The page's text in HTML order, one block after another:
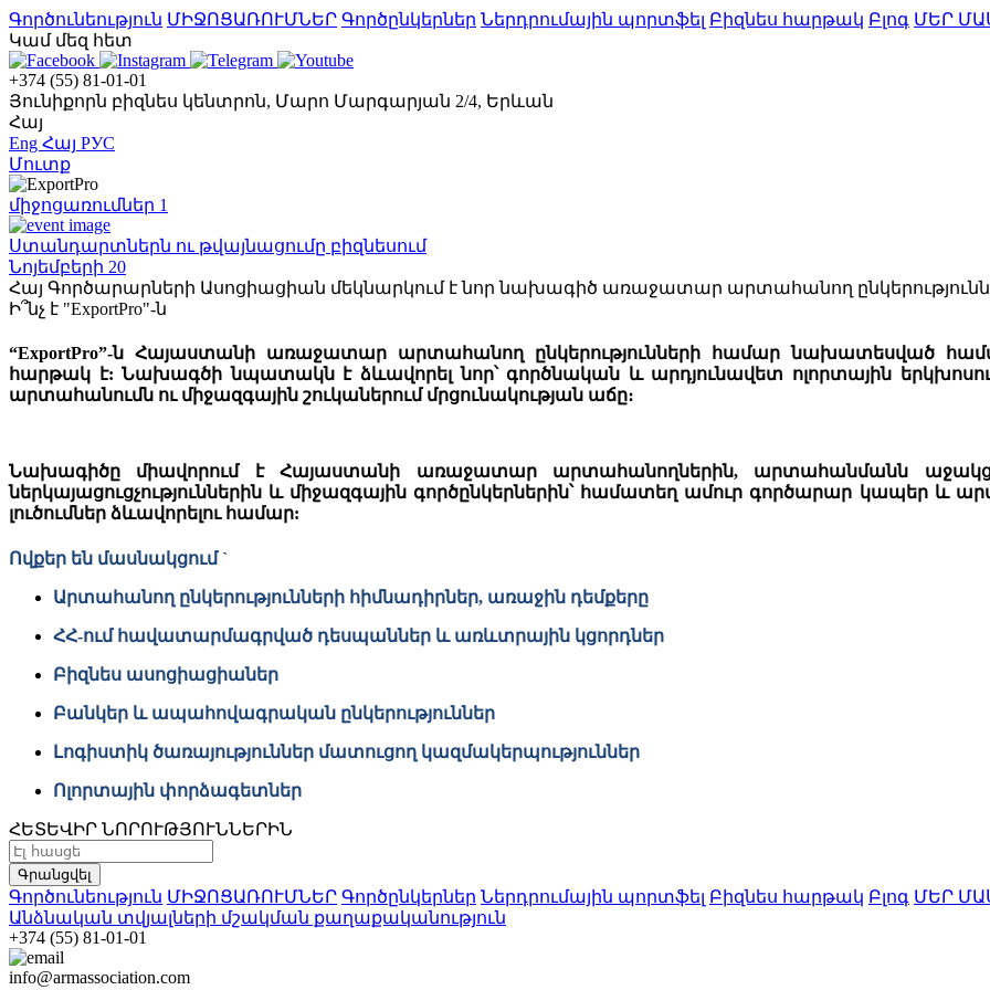
Գործունեություն ՄԻՋՈՑԱՌՈՒՄՆԵՐ Գործընկերներ Ներդրումային պորտֆել Բիզնես հարթակ Բլոգ ՄԵՐ
Կամ մեզ հետ
+374 (55) 81-01-01
Յունիքորն բիզնես կենտրոն, Մարո Մարգարյան 2/4, Երևան
Հայ
Eng Հայ РУС
Մուտք
միջոցառումներ 1
Ստանդարտներն ու թվայնացումը բիզնեսում
Նոյեմբերի 20
Հայ Գործարարների Ասոցիացիան մեկնարկում է նոր նախագիծ առաջատար արտահանող
Ի՞նչ է "ExportPro"-ն
“ExportPro”-ն Հայաստանի առաջատար արտահանող ընկերությունների համար նախատեսված
հարթակ է: Նախագծի նպատակն է ձևավորել նոր՝ գործնական և արդյունավետ ոլորտային
արտահանումն ու միջազգային շուկաներում մրցունակության աճը։
Նախագիծը միավորում է Հայաստանի առաջատար արտահանողներին, արտահանմանն
ներկայացուցչություններին և միջազգային գործընկերներին՝ համատեղ ամուր գործարար կապեր և
լուծումներ ձևավորելու համար:
Ովքեր են մասնակցում `
Արտահանող ընկերությունների հիմնադիրներ, առաջին դեմքերը
ՀՀ-ում հավատարմագրված դեսպաններ և առևտրային կցորդներ
Բիզնես ասոցիացիաներ
Բանկեր և ապահովագրական ընկերություններ
Լոգիստիկ ծառայություններ մատուցող կազմակերպություններ
Ոլորտային փորձագետներ
ՀԵՏԵՎԻՐ ՆՈՐՈՒԹՅՈՒՆՆԵՐԻՆ
Գրանցվել
Գործունեություն ՄԻՋՈՑԱՌՈՒՄՆԵՐ Գործընկերներ Ներդրումային պորտֆել Բիզնես հարթակ Բլոգ ՄԵՐ
Անձնական տվյալների մշակման քաղաքականություն
+374 (55) 81-01-01
info@armassociation.com